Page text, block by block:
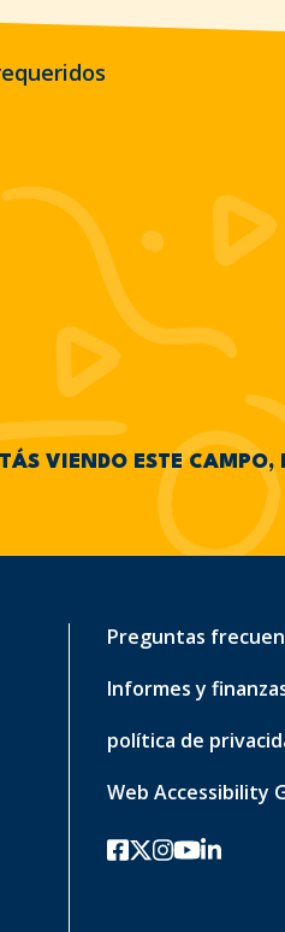
VIENDO ESTE CAMPO,
Preguntas
Informes y
política de
Web Accessibility
Facebook
twitter-x
Instagram
YouTube
linkedin